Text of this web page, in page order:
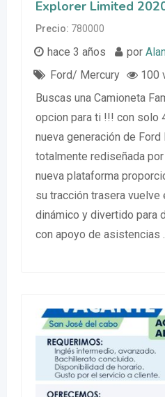
Explorer Limited
Precio 780000
hace 3 años por
Ford/ Mercury
100
Buscas una Camioneta
opcion para ti !!! con solo
nueva generación de
totalmente rediseñada
nueva plataforma
su tracción trasera vuelve
dinámico y divertido para
con apoyo de asistencias